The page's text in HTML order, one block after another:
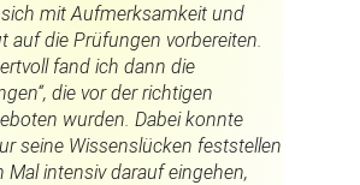
mit Aufmerksamkeit und
auf die Prüfungen vorbereiten.
fand ich dann die
die vor der richtigen
wurden. Dabei konnte
seine Wissenslücken feststellen
Mal intensiv darauf eingehen,